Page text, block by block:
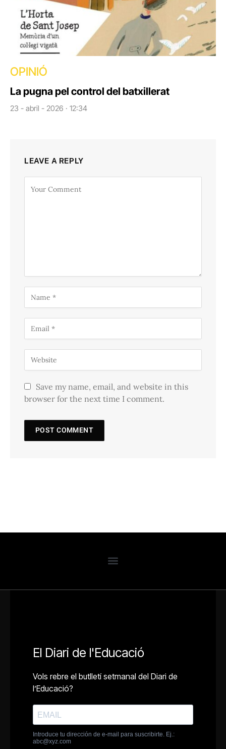
OPINIÓ
La pugna pel control del batxillerat
23 - abril - 2026 · 12:34
LEAVE A REPLY
Save my name, email, and website in this
browser for the next time I comment.